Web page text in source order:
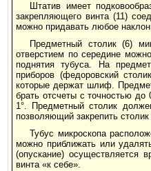
Штатив имеет
закрепляющего винта (11)
можно придавать любое
Предметный столик (6)
отверстием по середине
поднятия тубуса. На
приборов (федоровский
которые держат шлиф.
брать отсчеты с точностью до
1°. Предметный столик
позволяющий закрепить
Тубус микроскопа
можно приближать или
(опускание) осуществляется
винта «к себе».